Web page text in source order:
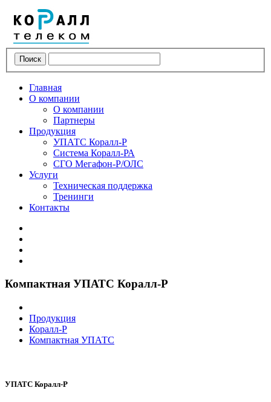
Поиск
Главная
О компании
О компании
Партнеры
Продукция
УПАТС Коралл-Р
Система Коралл-РА
СГО Мегафон-Р/ОЛС
Услуги
Техническая поддержка
Тренинги
Контакты
Компактная УПАТС Коралл-Р
Продукция
Коралл-Р
Компактная УПАТС
УПАТС Коралл-Р